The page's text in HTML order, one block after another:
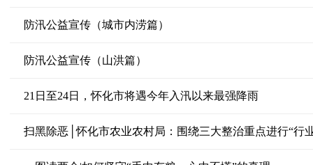
防汛公益宣传（城市内涝篇）
防汛公益宣传（山洪篇）
21日至24日，怀化市将遇今年入汛以来最强降雨
扫黑除恶│怀化市农业农村局：围绕三大整治重点进行“行